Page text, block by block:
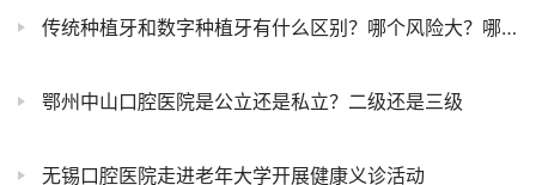
传统种植牙和数字种植牙有什么区别？哪个风险大？哪个价格贵？最新攻略来了
鄂州中山口腔医院是公立还是私立？二级还是三级
无锡口腔医院走进老年大学开展健康义诊活动